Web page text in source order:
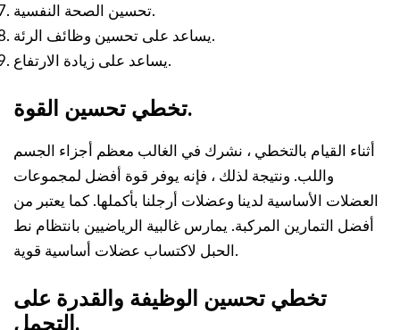
تحسين الصحة النفسية.
يساعد على تحسين وظائف الرئة.
يساعد على زيادة الارتفاع.
تخطي تحسين القوة.
أثناء القيام بالتخطي ، نشرك في الغالب معظم أجزاء الجسم
واللب. ونتيجة لذلك ، فإنه يوفر قوة أفضل لمجموعات
العضلات الأساسية لدينا وعضلات أرجلنا بأكملها. كما يعتبر من
أفضل التمارين المركبة. يمارس غالبية الرياضيين بانتظام نط
الحبل لاكتساب عضلات أساسية قوية.
تخطي تحسين الوظيفة والقدرة على
التحمل.